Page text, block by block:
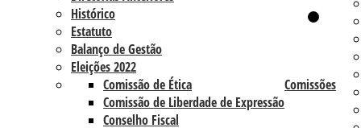
Histórico
Estatuto
Balanço de Gestão
Eleições 2022
Comissões
Comissão de Ética
Comissão de Liberdade de Expressão
Conselho Fiscal